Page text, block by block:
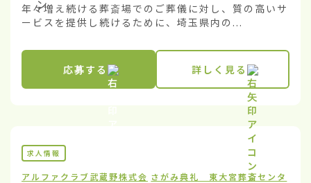
年々増え続ける葬斎場でのご葬儀に対し、質の高いサ
ービスを提供し続けるために、埼玉県内の...
応募する 詳しく見る
求人情報
アルファクラブ武蔵野株式会 さがみ典礼 東大宮葬斎センタ